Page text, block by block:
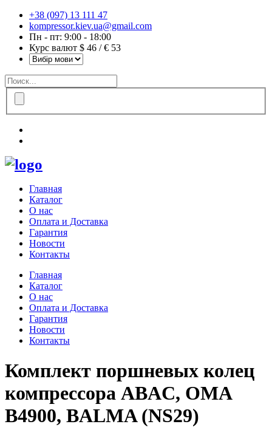
+38 (097) 13 111 47
kompressor.kiev.ua@gmail.com
Пн - пт: 9:00 - 18:00
Курс валют $ 46 / € 53
Главная
Каталог
О нас
Оплата и Доставка
Гарантия
Новости
Контакты
Главная
Каталог
О нас
Оплата и Доставка
Гарантия
Новости
Контакты
Комплект поршневых колец
компрессора ABAC, OMA
B4900, BALMA (NS29)